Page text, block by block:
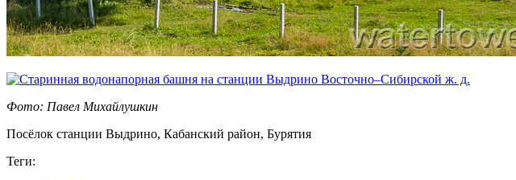
Фото: Павел Михайлушкин
Посёлок станции Выдрино, Кабанский район, Бурятия
Теги: